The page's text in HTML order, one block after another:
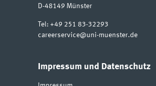
D-48149 Münster
Tel: +49 251 83-32293
careerservice@uni-muenster.de
Impressum und Datenschutz